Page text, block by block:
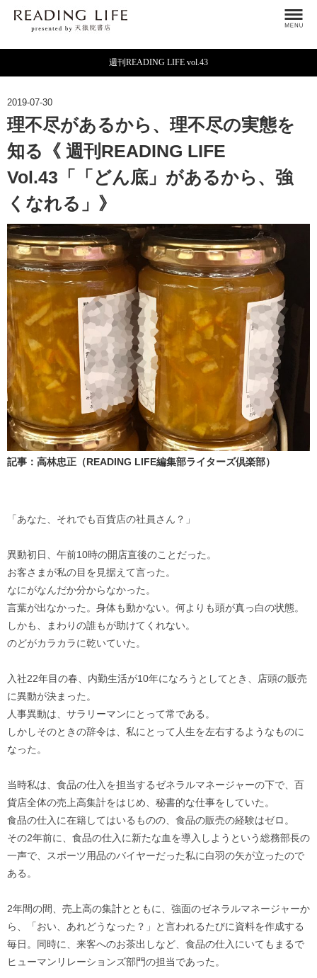
週刊READING LIFE vol.43
2019-07-30
理不尽があるから、理不尽の実態を
知る《 週刊READING LIFE
Vol.43「「どん底」があるから、強
くなれる」》
記事：高林忠正（READING LIFE編集部ライターズ倶楽部）
「あなた、それでも百貨店の社員さん？」
異動初日、午前10時の開店直後のことだった。
お客さまが私の目を見据えて言った。
なにがなんだか分からなかった。
言葉が出なかった。身体も動かない。何よりも頭が真っ白の状態。
しかも、まわりの誰もが助けてくれない。
のどがカラカラに乾いていた。
入社22年目の春、内勤生活が10年になろうとしてとき、店頭の販売
に異動が決まった。
人事異動は、サラリーマンにとって常である。
しかしそのときの辞令は、私にとって人生を左右するようなものに
なった。
当時私は、食品の仕入を担当するゼネラルマネージャーの下で、百
貨店全体の売上高集計をはじめ、秘書的な仕事をしていた。
食品の仕入に在籍してはいるものの、食品の販売の経験はゼロ。
その2年前に、食品の仕入に新たな血を導入しようという総務部長の
一声で、スポーツ用品のバイヤーだった私に白羽の矢が立ったので
ある。
2年間の間、売上高の集計とともに、強面のゼネラルマネージャーか
ら、「おい、あれどうなった？」と言われるたびに資料を作成する
毎日。同時に、来客へのお茶出しなど、食品の仕入にいてもまるで
ヒューマンリレーションズ部門の担当であった。